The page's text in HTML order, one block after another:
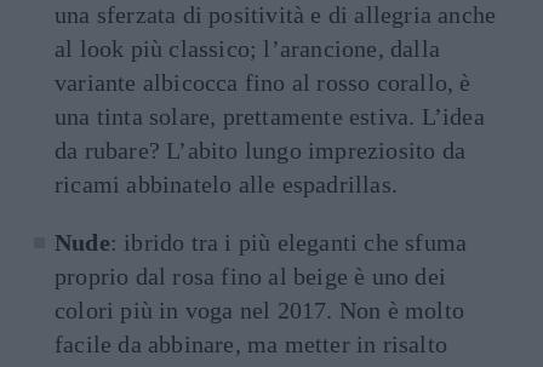
una sferzata di positività e di allegria anche
al look più classico; l’arancione, dalla
variante albicocca fino al rosso corallo, è
una tinta solare, prettamente estiva. L’idea
da rubare? L’abito lungo impreziosito da
ricami abbinatelo alle espadrillas.
Nude: ibrido tra i più eleganti che sfuma
proprio dal rosa fino al beige è uno dei
colori più in voga nel 2017. Non è molto
facile da abbinare, ma metter in risalto